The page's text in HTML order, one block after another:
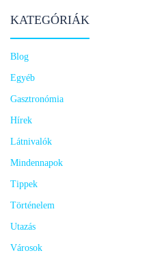
KATEGÓRIÁK
Blog
Egyéb
Gasztronómia
Hírek
Látnivalók
Mindennapok
Tippek
Történelem
Utazás
Városok